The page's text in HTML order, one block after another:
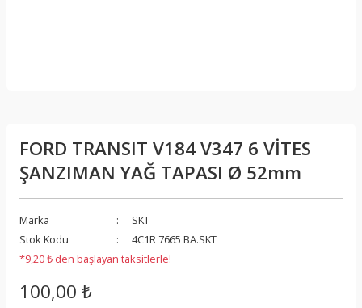
FORD TRANSIT V184 V347 6 VİTES
ŞANZIMAN YAĞ TAPASI Ø 52mm
Marka
SKT
Stok Kodu
4C1R 7665 BA.SKT
*9,20 ₺ den başlayan taksitlerle!
100,00 ₺